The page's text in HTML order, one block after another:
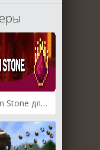
Minium Stone для Майнкрафт [1.20.4, 1.20.3, 1.20.1]